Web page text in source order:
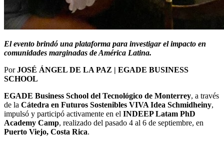
El evento brindó una plataforma para investigar el impacto en
comunidades marginadas de América Latina.
PorJOSÉ ÁNGEL DE LA PAZ | EGADE BUSINESS
SCHOOL
EGADE Business School del Tecnológico de Monterrey, a través
de la Cátedra en Futuros Sostenibles VIVA Idea Schmidheiny,
impulsó y participó activamente en el INDEEP Latam PhD
Academy Camp, realizado del pasado 4 al 6 de septiembre, en
Puerto Viejo, Costa Rica.